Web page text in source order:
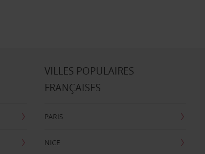
VILLES POPULAIRES
FRANÇAISES
PARIS
NICE